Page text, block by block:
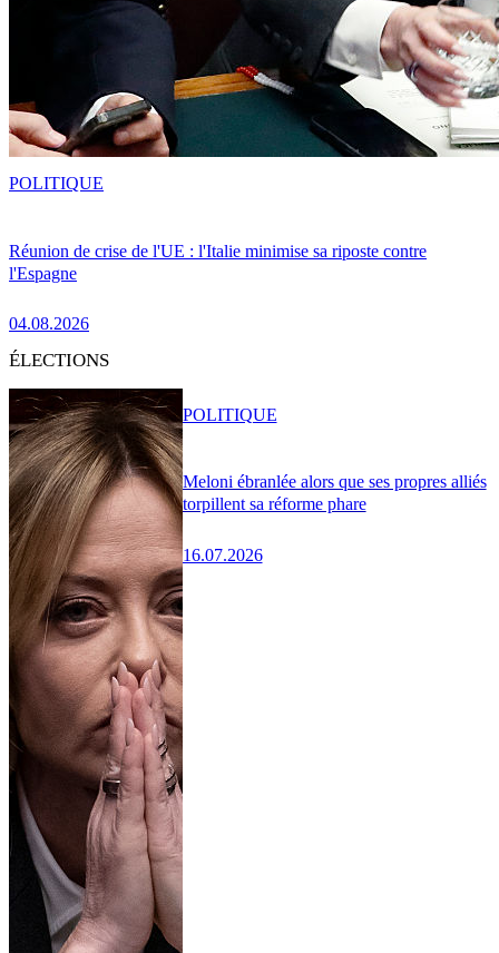
Réunion de crise de l'UE : l'Italie minimise sa riposte contre
l'Espagne
04.08.2026
POLITIQUE
ÉLECTIONS
Meloni ébranlée alors que ses propres alliés
torpillent sa réforme phare
16.07.2026
POLITIQUE